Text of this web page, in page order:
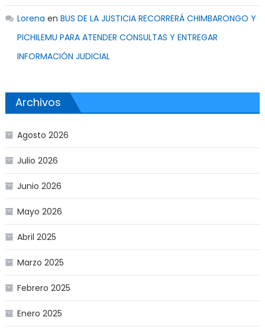
Lorena en BUS DE LA JUSTICIA RECORRERÁ CHIMBARONGO Y
PICHILEMU PARA ATENDER CONSULTAS Y ENTREGAR
INFORMACIÓN JUDICIAL
Archivos
Agosto 2026
Julio 2026
Junio 2026
Mayo 2026
Abril 2025
Marzo 2025
Febrero 2025
Enero 2025